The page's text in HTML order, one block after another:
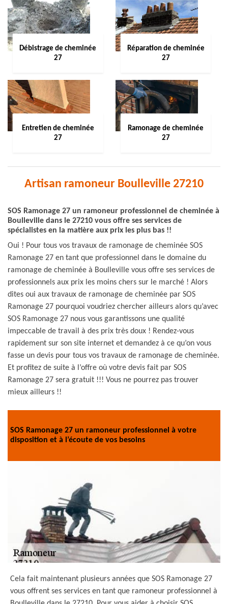
Débistrage de cheminée
27
Réparation de cheminée
27
Entretien de cheminée
27
Ramonage de cheminée
27
Artisan ramoneur Boulleville 27210
SOS Ramonage 27 un ramoneur professionnel de cheminée à
Boulleville dans le 27210 vous offre ses services de
spécialistes en la matière aux prix les plus bas !!
Oui ! Pour tous vos travaux de ramonage de cheminée SOS
Ramonage 27 en tant que professionnel dans le domaine du
ramonage de cheminée à Boulleville vous offre ses services de
professionnels aux prix les moins chers sur le marché ! Alors
dites oui aux travaux de ramonage de cheminée par SOS
Ramonage 27 pourquoi voudriez chercher ailleurs alors qu’avec
SOS Ramonage 27 nous vous garantissons une qualité
impeccable de travail à des prix très doux ! Rendez-vous
rapidement sur son site internet et demandez à ce qu’on vous
fasse un devis pour tous vos travaux de ramonage de cheminée.
Et profitez de suite à l’offre où votre devis fait par SOS
Ramonage 27 sera gratuit !!! Vous ne pourrez pas trouver
mieux ailleurs !!
SOS Ramonage 27 un ramoneur professionnel à votre
disposition et à l’écoute de vos besoins
Cela fait maintenant plusieurs années que SOS Ramonage 27
vous offrent ses services en tant que ramoneur professionnel à